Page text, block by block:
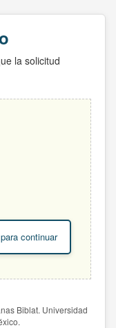
la solicitud
continuar
Biblat. Universidad